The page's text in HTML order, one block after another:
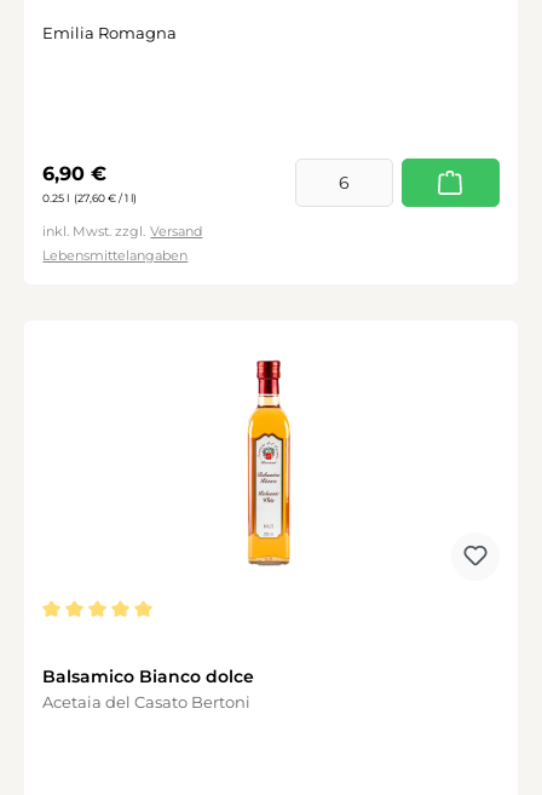
Emilia Romagna
Regulärer Preis:
6,90 €
0.25 l (27,60 € / 1 l)
inkl. Mwst. zzgl. Versand
Lebensmittelangaben
Balsamico Bianco dolce
Acetaia del Casato Bertoni